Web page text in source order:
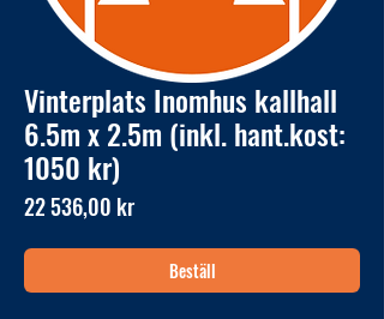
Vinterplats Inomhus kallhall
6.5m x 2.5m (inkl. hant.kost:
1050 kr)
22 536,00 krPris
Beställ